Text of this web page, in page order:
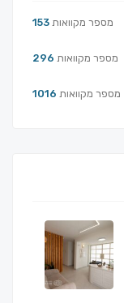
153 מספר מקוואות
296 מספר מקוואות
1016 מספר מקוואות